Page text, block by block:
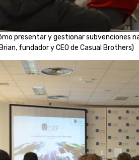
presentar y gestionar subvenciones
fundador y CEO de Casual Brothers)